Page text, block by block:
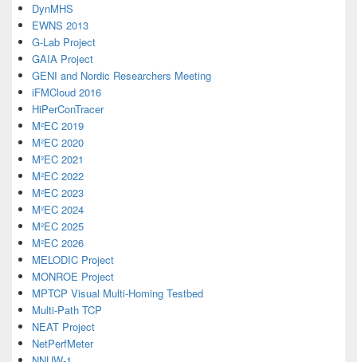
DynMHS
EWNS 2013
G-Lab Project
GAIA Project
GENI and Nordic Researchers Meeting
iFMCloud 2016
HiPerConTracer
M²EC 2019
M²EC 2020
M²EC 2021
M²EC 2022
M²EC 2023
M²EC 2024
M²EC 2025
M²EC 2026
MELODIC Project
MONROE Project
MPTCP Visual Multi-Homing Testbed
Multi-Path TCP
NEAT Project
NetPerfMeter